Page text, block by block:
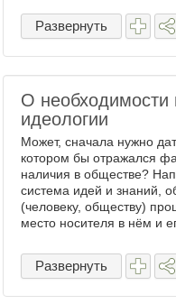
Развернуть
О
идеологии
Может, сначала нужно
котором бы отражался
наличия в обществе?
система идей и знаний,
(человеку, обществу)
место носителя в нём и
Развернуть